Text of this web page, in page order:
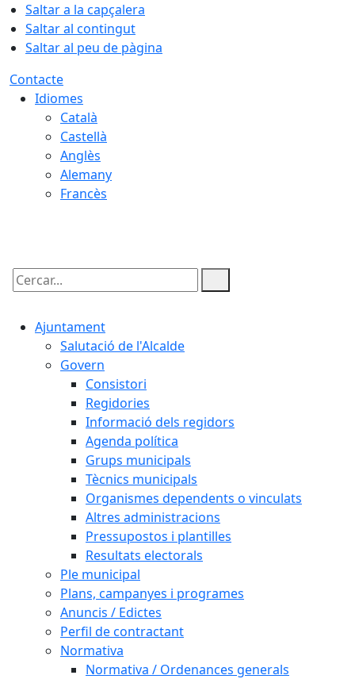
Saltar a la capçalera
Saltar al contingut
Saltar al peu de pàgina
Contacte
Idiomes
Català
Castellà
Anglès
Alemany
Francès
Cercar:
Ajuntament
Salutació de l'Alcalde
Govern
Consistori
Regidories
Informació dels regidors
Agenda política
Grups municipals
Tècnics municipals
Organismes dependents o vinculats
Altres administracions
Pressupostos i plantilles
Resultats electorals
Ple municipal
Plans, campanyes i programes
Anuncis / Edictes
Perfil de contractant
Normativa
Normativa / Ordenances generals